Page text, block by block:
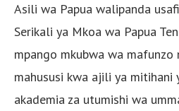
Asili wa Papua walipanda
Serikali ya Mkoa wa Papua
mpango mkubwa wa mafunzo
mahususi kwa ajili ya mitihani
akademia za utumishi wa